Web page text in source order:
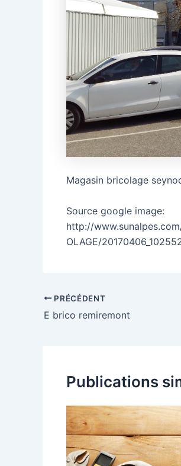
Magasin bricolage
Source google image:
http://
OLAGE/
PRÉCÉDENT
E brico remiremont
Publications